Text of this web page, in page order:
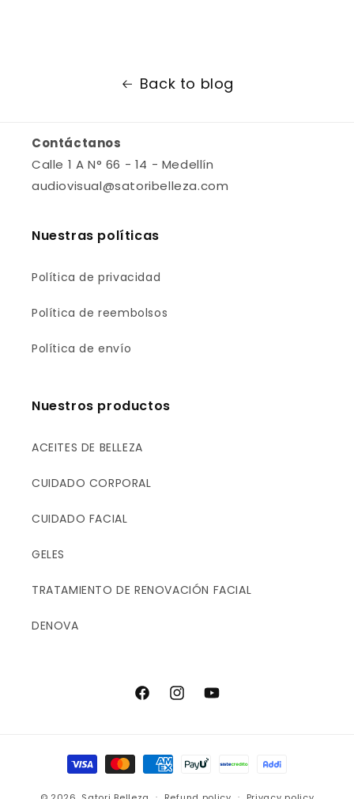
Back to blog
Contáctanos
Calle 1 A N° 66 - 14 - Medellín
audiovisual@satoribelleza.com
Nuestras políticas
Política de privacidad
Política de reembolsos
Política de envío
Nuestros productos
ACEITES DE BELLEZA
CUIDADO CORPORAL
CUIDADO FACIAL
GELES
TRATAMIENTO DE RENOVACIÓN FACIAL
DENOVA
F
e
I
t
Y
T
P
a